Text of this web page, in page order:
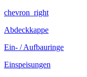
chevron_right
Abdeckkappe
Ein- / Aufbauringe
Einspeisungen